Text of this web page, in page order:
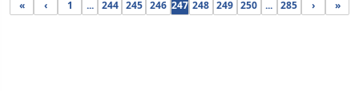
« ‹ 1 ... 244 245 246 247 248 249 250 ... 285 › »